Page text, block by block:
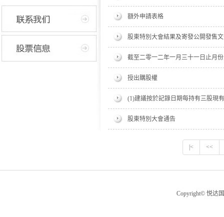
額外申請表格
股東特別大會結果及寄發公開發售
截至二零一二年一月三十一日止月
授出購股權
(1)建議按於記錄日期每持有三股現
股東特別大會通告
|< <<
Copyright© 悦达